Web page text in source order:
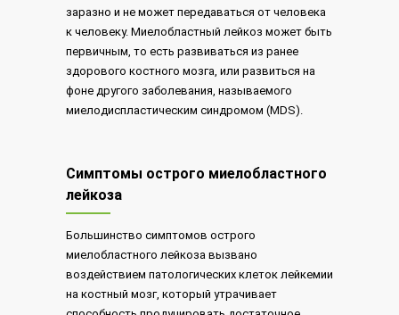
заразно и не может передаваться от человека
к человеку. Миелобластный лейкоз может быть
первичным, то есть развиваться из ранее
здорового костного мозга, или развиться на
фоне другого заболевания, называемого
миелодиспластическим синдромом (MDS).
Симптомы острого миелобластного
лейкоза
Большинство симптомов острого
миелобластного лейкоза вызвано
воздействием патологических клеток лейкемии
на костный мозг, который утрачивает